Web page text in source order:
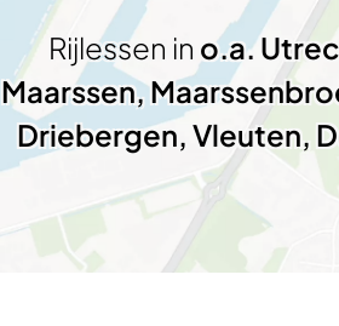
Rijlessen in o.a.
Maarssen,
Driebergen, Vleuten,